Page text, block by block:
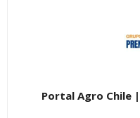
Portal Agro Chile